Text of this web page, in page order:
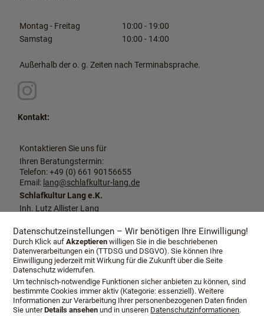
Montag - Freitag
10:00 - 19:00
Samstag
10:00 - 14:00
Außerhalb der o. g. Zeiten nach Terminabsprache.
Kontakt:
Kontaktieren Sie uns für
Ihren Beratungstermin:
Telefon: +49 (0) 661 90156655
Email: lang@schlafkultur-lang.de
Schlafkultur Lang e.K.
Inh. Lutz Allister Lang
36037 Fulda
Datenschutzeinstellungen – Wir benötigen Ihre Einwilligung!
Durch Klick aufAkzeptieren willigen Sie in die beschriebenen
Datenverarbeitungen ein (TTDSG und DSGVO). Sie können Ihre
Einwilligung jederzeit mit Wirkung für die Zukunft über die Seite
Datenschutz widerrufen.
Um technisch-notwendige Funktionen sicher anbieten zu können, sind
bestimmte Cookies immer aktiv (Kategorie: essenziell). Weitere
Informationen zur Verarbeitung Ihrer personenbezogenen Daten finden
Sie unterDetails ansehen und in unseren Datenschutzinformationen.